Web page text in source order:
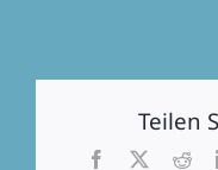
Teilen
Facebook
X